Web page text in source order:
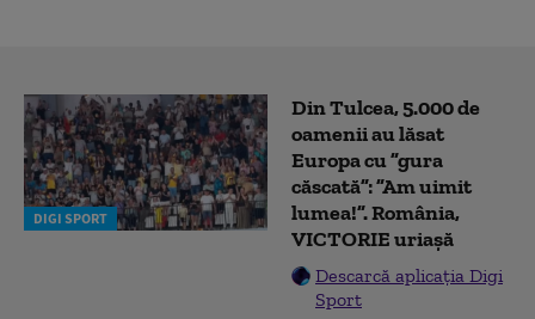
DIGI SPORT
Din Tulcea, 5.000 de
oamenii au lăsat
Europa cu ”gura
căscată”: ”Am uimit
lumea!”. România,
VICTORIE uriașă
Descarcă aplicația Digi
Sport